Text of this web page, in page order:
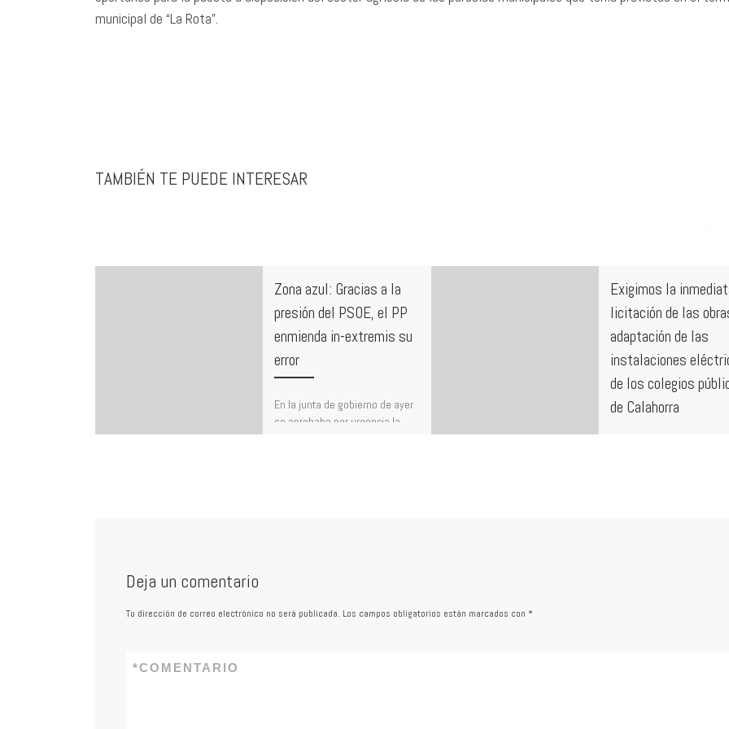
municipal de “La Rota”.
TAMBIÉN TE PUEDE INTERESAR
Zona azul: Gracias a la
presión del PSOE, el PP
enmienda in-extremis su
error
En la junta de gobierno de ayer
se aprobaba por urgencia la
Exigimos la
licitación de las
adaptación de las
instalaciones
de los colegios
de Calahorra
Deja un comentario
Tu dirección de correo electrónico no será publicada. Los campos obligatorios están marcados con *
COMENTARIO
*